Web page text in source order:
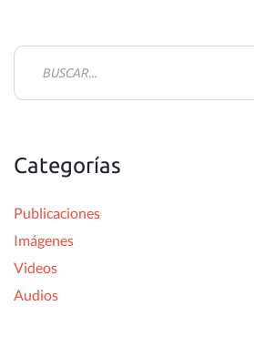
B
a
:
Categorías
Publicaciones
Imágenes
Videos
Audios